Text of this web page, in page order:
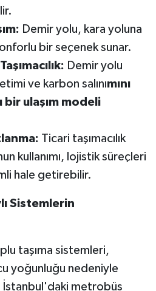
Demir yolu, kara yoluna
bir seçenek sunar.
Demir yolu
ve karbon salınımını
ulaşım modeli
Ticari taşımacılık
kullanımı, lojistik süreçleri
hale getirebilir.
Sistemlerin
taşıma sistemleri,
yoğunluğu nedeniyle
İstanbul'daki metrobüs